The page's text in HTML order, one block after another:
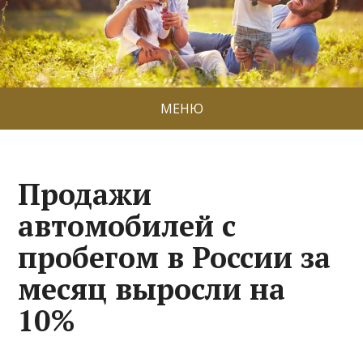
МЕНЮ
Продажи
автомобилей с
пробегом в России за
месяц выросли на
10%